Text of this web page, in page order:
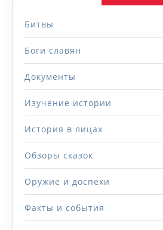
Битвы
Боги славян
Документы
Изучение истории
История в лицах
Обзоры сказок
Оружие и доспехи
Факты и события